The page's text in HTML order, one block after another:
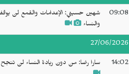
09:08
شهين حسيني: الإعدامات والقمع لن
والنساء
27/06/2026
14:02 سارا رضا: من دون ريادة النساء لن تنجح